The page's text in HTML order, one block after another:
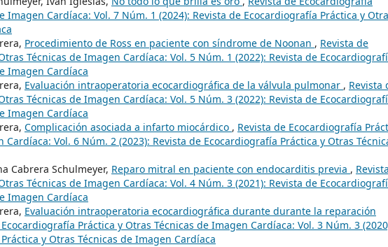
Imagen Cardíaca: Vol. 7 Núm. 1 (2024): Revista de Ecocardiografía Práctica y
Procedimiento de Ross en paciente con síndrome de Noonan , Revista de
Técnicas de Imagen Cardíaca: Vol. 5 Núm. 1 (2022): Revista de
Imagen Cardíaca
Evaluación intraoperatoria ecocardiográfica de la válvula pulmonar , Revista
Técnicas de Imagen Cardíaca: Vol. 5 Núm. 3 (2022): Revista de
Imagen Cardíaca
Complicación asociada a infarto miocárdico , Revista de Ecocardiografía
Cardíaca: Vol. 6 Núm. 2 (2023): Revista de Ecocardiografía Práctica y Otras
Cabrera Schulmeyer, Reparo mitral en paciente con endocarditis previa ,
Técnicas de Imagen Cardíaca: Vol. 4 Núm. 3 (2021): Revista de
Imagen Cardíaca
Evaluación intraoperatoria ecocardiográfica durante durante la reparación
Práctica y Otras Técnicas de Imagen Cardíaca: Vol. 3 Núm. 3
y Otras Técnicas de Imagen Cardíaca